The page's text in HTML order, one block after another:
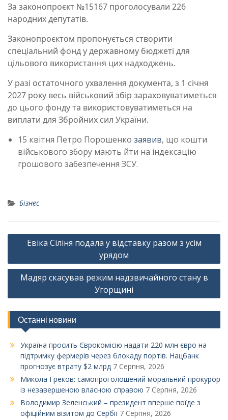
За законопроєкт №15167 проголосували 226
народних депутатів.
Законопроєктом пропонується створити
спеціальний фонд у державному бюджеті для
цільового використання цих надходжень.
У разі остаточного ухвалення документа, з 1 січня
2027 року весь військовий збір зараховуватиметься
до цього фонду та використовуватиметься на
виплати для Збройних сил України.
15 квітня Петро Порошенко заявив, що кошти
військового збору мають йти на індексацію
грошового забезпечення ЗСУ.
Бізнес
Навігація
Евіка Сіліня подала у відставку разом з усім
урядом
Мадяр скасував режим надзвичайного стану в
Угорщині
Останні новини
Україна просить Єврокомісію надати 220 млн євро на
підтримку фермерів через блокаду портів. Нацбанк
прогнозує втрату $2 млрд 7 Серпня, 2026
Микола Греков: самопроголошений моральний прокурор
із незавершеною власною справою 7 Серпня, 2026
Володимир Зеленський – президент вперше поїде з
офіційним візитом до Сербії 7 Серпня, 2026